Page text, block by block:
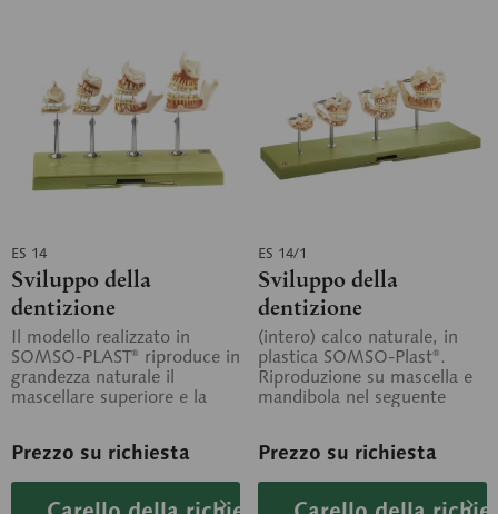
ES 14
Sviluppo della
dentizione
Il modello realizzato in
SOMSO-PLAST® riproduce in
grandezza naturale il
mascellare superiore e la
Prezzo su richiesta
ES 14/1
Sviluppo della
dentizione
(intero) calco naturale, in
plastica SOMSO-Plast®.
Riproduzione su mascella e
mandibola nel seguente
Prezzo su richiesta